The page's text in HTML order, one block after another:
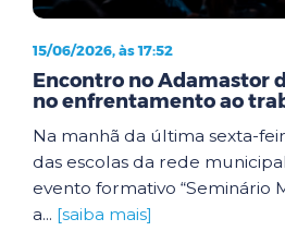
15/06/2026, às 17:52
Encontro no Adamastor
no enfrentamento ao
Na manhã da última sexta-
das escolas da rede
evento formativo “Seminário
a... [saiba mais]